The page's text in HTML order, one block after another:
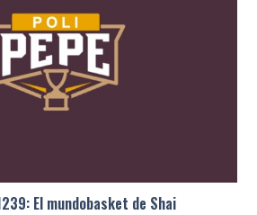
El mundobasket de Shai